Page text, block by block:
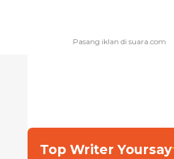
Top Writer Yoursay